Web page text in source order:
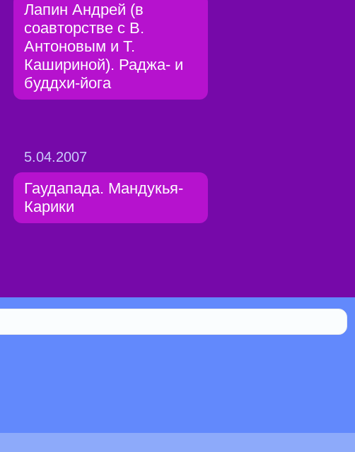
Лапин Андрей (в
соавторстве с В.
Антоновым и Т.
Кашириной). Раджа- и
буддхи-йога
5.04.2007
Гаудапада. Мандукья-
Карики